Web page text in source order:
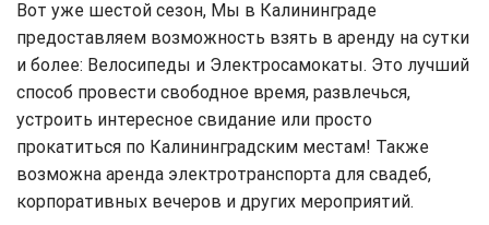
Вот уже шестой сезон, Мы в Калининграде
предоставляем возможность взять в аренду на сутки
и более: Велосипеды и Электросамокаты. Это лучший
способ провести свободное время, развлечься,
устроить интересное свидание или просто
прокатиться по Калининградским местам! Также
возможна аренда электротранспорта для свадеб,
корпоративных вечеров и других мероприятий.